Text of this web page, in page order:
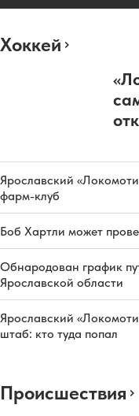
Хоккей
Ярославский
фарм-клуб
Боб Хартли может
Обнародован график
Ярославской области
Ярославский
штаб: кто туда попал
Происшествия